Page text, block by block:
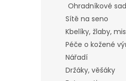
Ohradníkové
Sítě na seno
Kbelíky, žlaby,
Péče o kožené
Nářadí
Držáky, věšáky